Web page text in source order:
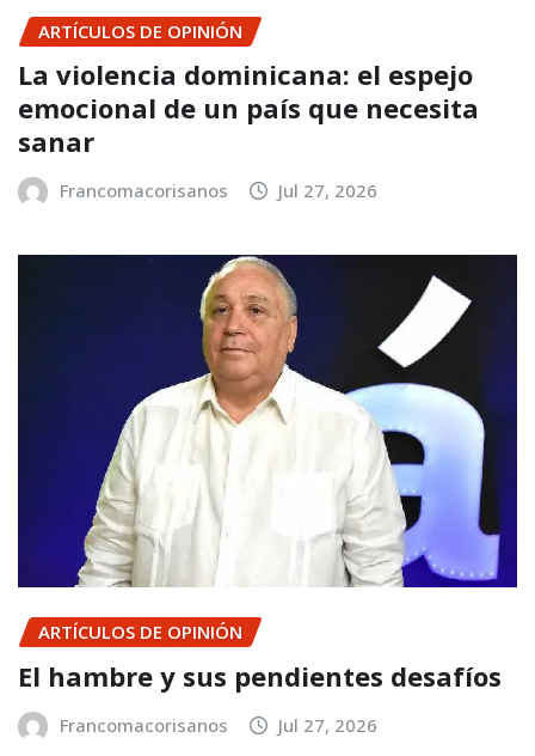
ARTÍCULOS DE OPINIÓN
La violencia dominicana: el espejo
emocional de un país que necesita
sanar
Francomacorisanos Jul 27, 2026
ARTÍCULOS DE OPINIÓN
El hambre y sus pendientes desafíos
Francomacorisanos Jul 27, 2026